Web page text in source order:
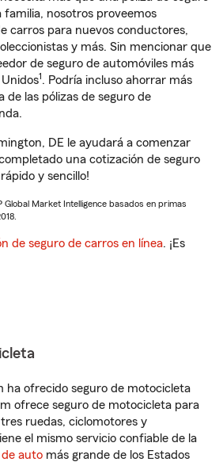
familia, nosotros proveemos
carros para nuevos conductores,
y más. Sin mencionar que
de seguro de automóviles más
1. Podría incluso ahorrar más
de las pólizas de seguro de
DE le ayudará a comenzar
una cotización de seguro
y sencillo!
Global Market Intelligence basados en primas
de seguro de carros en línea. ¡Es
ha ofrecido seguro de motocicleta
ofrece seguro de motocicleta para
ruedas, ciclomotores y
el mismo servicio confiable de la
auto más grande de los Estados